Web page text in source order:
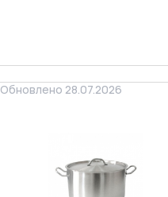
Обновлено 28.07.2026